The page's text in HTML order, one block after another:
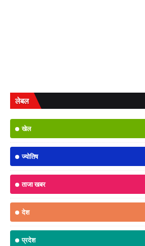
लेबल
खेल
ज्योतिष
ताजा खबर
देश
प्रदेश